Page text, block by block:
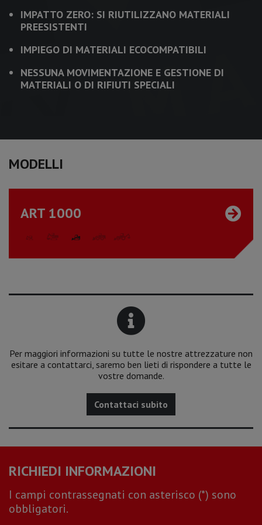
​IMPATTO ZERO: SI RIUTILIZZANO MATERIALI
PREESISTENTI
IMPIEGO DI MATERIALI ECOCOMPATIBILI
NESSUNA MOVIMENTAZIONE E GESTIONE DI
MATERIALI O DI RIFIUTI SPECIALI
MODELLI
ART 1000
Per maggiori informazioni su tutte le nostre attrezzature non
esitare a contattarci, saremo ben lieti di rispondere a tutte le
vostre domande.
Contattaci subito
RICHIEDI INFORMAZIONI
I campi contrassegnati con asterisco (*) sono
obbligatori.